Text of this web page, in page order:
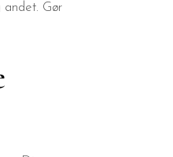
andet. Gør